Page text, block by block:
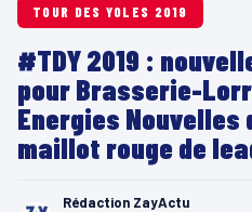
TOUR DES YOLES 2019
#TDY 2019 :
pour Brasserie-
Energies Nouvelles
maillot rouge de
Rédaction ZayActu